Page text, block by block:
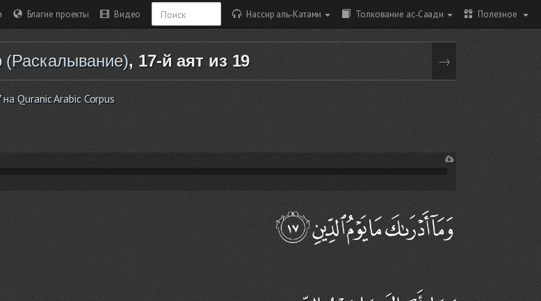
Благие проекты Видео Нассир аль-Катами Толкование ас-Саади Полезное
, 17-й аят из 19 →
Quranic Arabic Corpus